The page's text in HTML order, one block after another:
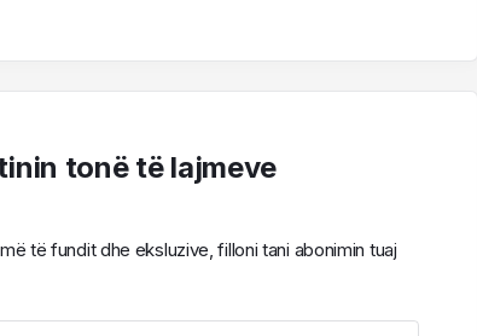
tonë të lajmeve
të fundit dhe eksluzive, filloni tani abonimin tuaj